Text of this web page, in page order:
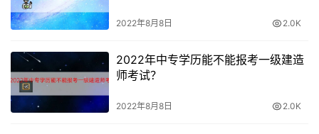
2022年8月8日 2.0K
2022年中专学历能不能报考一级建造
师考试？
2022年8月8日 2.0K